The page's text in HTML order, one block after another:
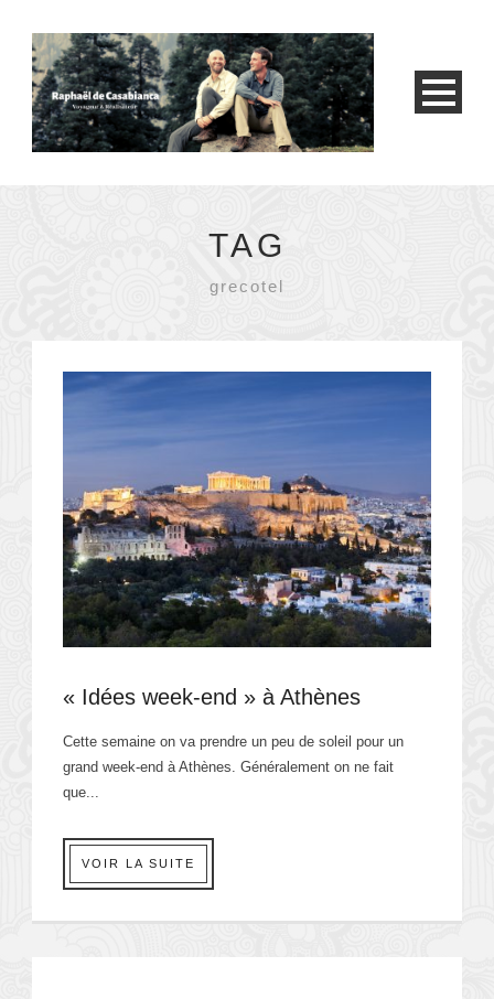
TAG
grecotel
« Idées week-end » à Athènes
Cette semaine on va prendre un peu de soleil pour un
grand week-end à Athènes. Généralement on ne fait
que...
VOIR LA SUITE